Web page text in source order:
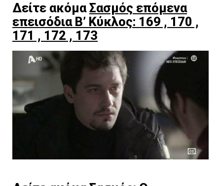
Δείτε ακόμαΣασμός επόμενα
επεισόδια Β’ Κύκλος: 169 , 170 ,
171 , 172 , 173